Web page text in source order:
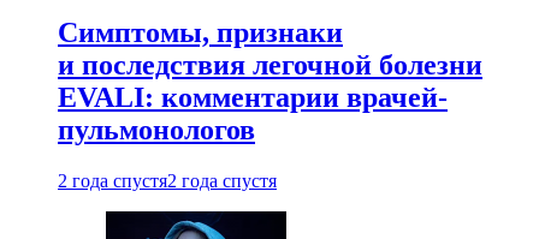
Симптомы, признаки
и последствия легочной болезни
EVALI: комментарии врачей-
пульмонологов
2 года спустя2 года спустя